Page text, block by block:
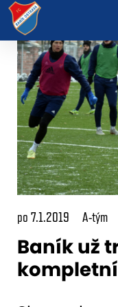
po 7.1.2019 A-tým
Baník už
kompletní